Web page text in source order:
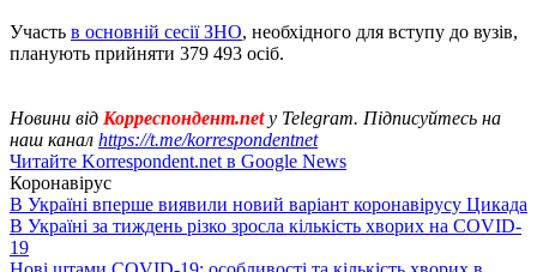
Участь в основній сесії ЗНО, необхідного для вступу до вузів,
планують прийняти 379 493 осіб.
Новини від Корреспондент.netу Telegram. Підписуйтесь на
наш канал https://t.me/korrespondentnet
Читайте Korrespondent.net в Google News
Коронавірус
В Україні вперше виявили новий варіант коронавірусу Цикада
В Україні за тиждень різко зросла кількість хворих на COVID-
19